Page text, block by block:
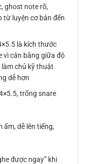
ghost note rõ,
từ luyện cơ bản đến
là kích thước
vì cân bằng giữa độ
chủ kỹ thuật
dễ hơn
trống snare
ấm, dễ lên tiếng,
được ngay” khi